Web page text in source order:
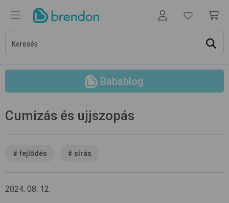
Babablog
Cumizás és ujjszopás
# fejlődés # sírás
2024. 08. 12.